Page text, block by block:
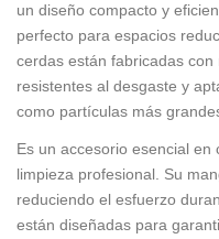
un diseño compacto y
perfecto para espacios
cerdas están fabricadas con
resistentes al desgaste y
como partículas más
Es un accesorio esencial en
limpieza profesional. Su
reduciendo el esfuerzo
están diseñadas para